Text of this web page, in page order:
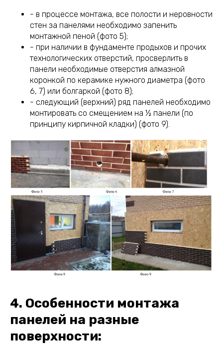
- в процессе монтажа, все полости и неровности
стен за панелями необходимо запенить
монтажной пеной (фото 5);
- при наличии в фундаменте продыхов и прочих
технологических отверстий, просверлить в
панели необходимые отверстия алмазной
коронкой по керамике нужного диаметра (фото
6, 7) или болгаркой (фото 8);
- следующий (верхний) ряд панелей необходимо
монтировать со смещением на ½ панели (по
принципу кирпичной кладки) (фото 9).
4. Особенности монтажа
панелей на разные
поверхности: